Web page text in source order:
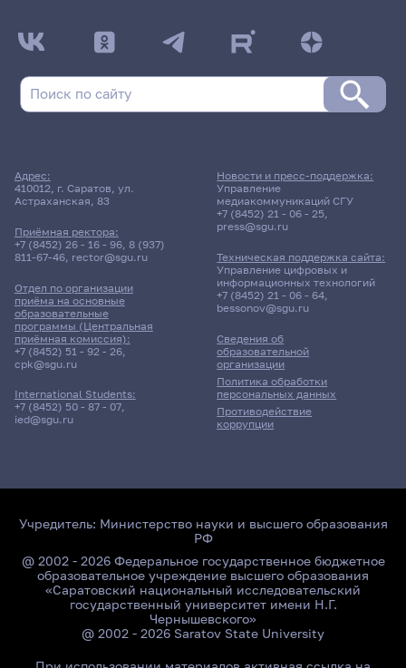
Адрес:
410012, г. Саратов, ул.
Астраханская, 83
Приёмная ректора:
+7 (8452) 26 - 16 - 96, 8 (937)
811-67-46, rector@sgu.ru
Отдел по организации
приёма на основные
образовательные
программы (Центральная
приёмная комиссия):
+7 (8452) 51 - 92 - 26,
cpk@sgu.ru
International Students:
+7 (8452) 50 - 87 - 07,
ied@sgu.ru
Сведения об
образовательной
организации
Политика обработки
персональных данных
Противодействие
коррупции
Новости и пресс-поддержка:
Управление
медиакоммуникаций СГУ
+7 (8452) 21 - 06 - 25,
press@sgu.ru
Техническая поддержка сайта:
Управление цифровых и
информационных технологий
+7 (8452) 21 - 06 - 64,
bessonov@sgu.ru
Учредитель: Министерство науки и высшего образования
РФ
@ 2002 - 2026 Федеральное государственное бюджетное
образовательное учреждение высшего образования
«Саратовский национальный исследовательский
государственный университет имени Н.Г.
Чернышевского»
@ 2002 - 2026 Saratov State University